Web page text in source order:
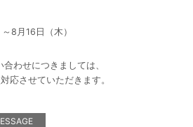
8月16日（木）
わせにつきましては、
応させていただきます。